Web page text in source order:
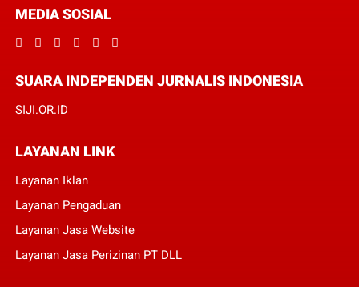
MEDIA SOSIAL
SUARA INDEPENDEN JURNALIS INDONESIA
SIJI.OR.ID
LAYANAN LINK
Layanan Iklan
Layanan Pengaduan
Layanan Jasa Website
Layanan Jasa Perizinan PT DLL